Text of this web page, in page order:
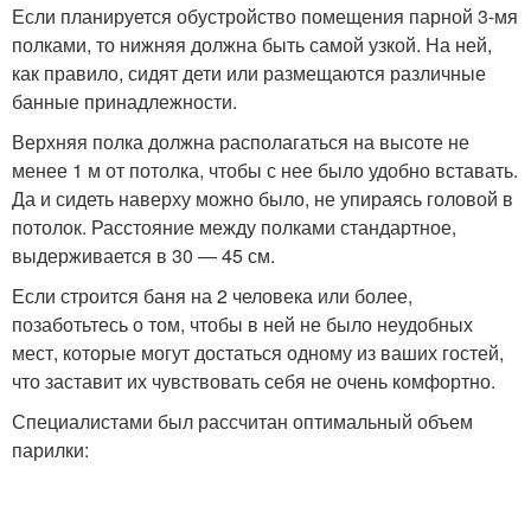
Если планируется обустройство помещения парной 3-мя
полками, то нижняя должна быть самой узкой. На ней,
как правило, сидят дети или размещаются различные
банные принадлежности.
Верхняя полка должна располагаться на высоте не
менее 1 м от потолка, чтобы с нее было удобно вставать.
Да и сидеть наверху можно было, не упираясь головой в
потолок. Расстояние между полками стандартное,
выдерживается в 30 — 45 см.
Если строится баня на 2 человека или более,
позаботьтесь о том, чтобы в ней не было неудобных
мест, которые могут достаться одному из ваших гостей,
что заставит их чувствовать себя не очень комфортно.
Специалистами был рассчитан оптимальный объем
парилки: